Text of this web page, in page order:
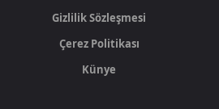
Gizlilik Sözleşmesi
Çerez Politikası
Künye